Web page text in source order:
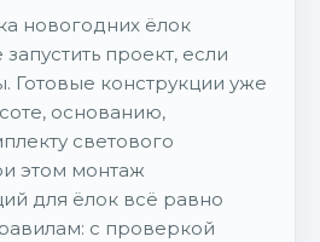
новогодних ёлок
проект, если
Готовые конструкции уже
основанию,
светового
этом монтаж
для ёлок всё равно
с проверкой